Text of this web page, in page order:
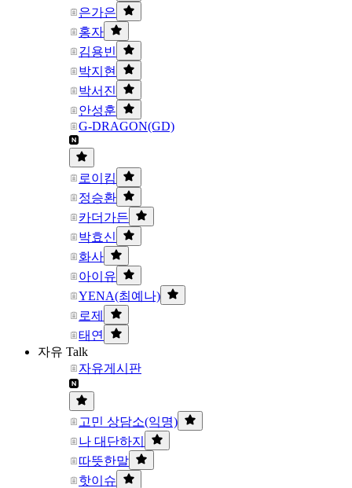
은가은
홍자
김용빈
박지현
박서진
안성훈
G-DRAGON(GD)
로이킴
정승환
카더가든
박효신
화사
아이유
YENA(최예나)
로제
태연
자유 Talk
자유게시판
고민 상담소(익명)
나 대단하지
따뜻한말
핫이슈